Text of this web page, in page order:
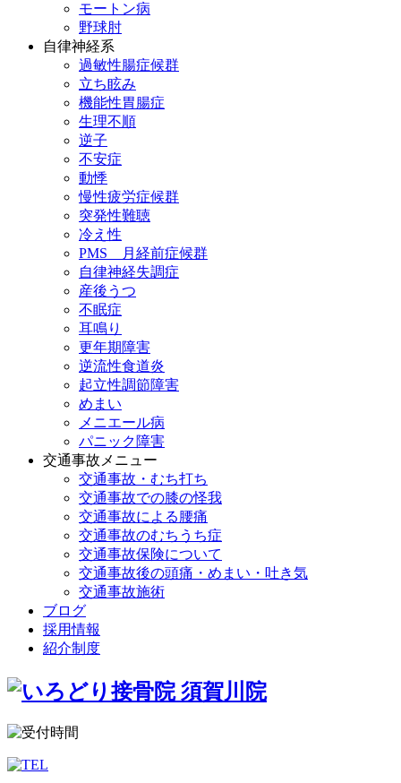
モートン病
野球肘
自律神経系
過敏性腸症候群
立ち眩み
機能性胃腸症
生理不順
逆子
不安症
動悸
慢性疲労症候群
突発性難聴
冷え性
PMS 月経前症候群
自律神経失調症
産後うつ
不眠症
耳鳴り
更年期障害
逆流性食道炎
起立性調節障害
めまい
メニエール病
パニック障害
交通事故メニュー
交通事故・むち打ち
交通事故での膝の怪我
交通事故による腰痛
交通事故のむちうち症
交通事故保険について
交通事故後の頭痛・めまい・吐き気
交通事故施術
ブログ
採用情報
紹介制度